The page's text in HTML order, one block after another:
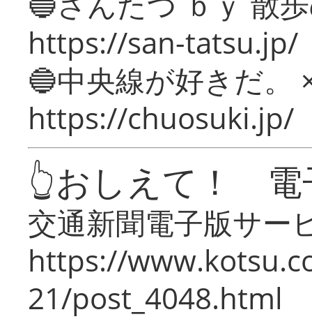
https://san-tatsu.jp/
🔵中央線が好きだ。
https://chuosuki.jp/
👆おしえて！ 電
交通新聞電子版サー
https://
21/post_4048.html